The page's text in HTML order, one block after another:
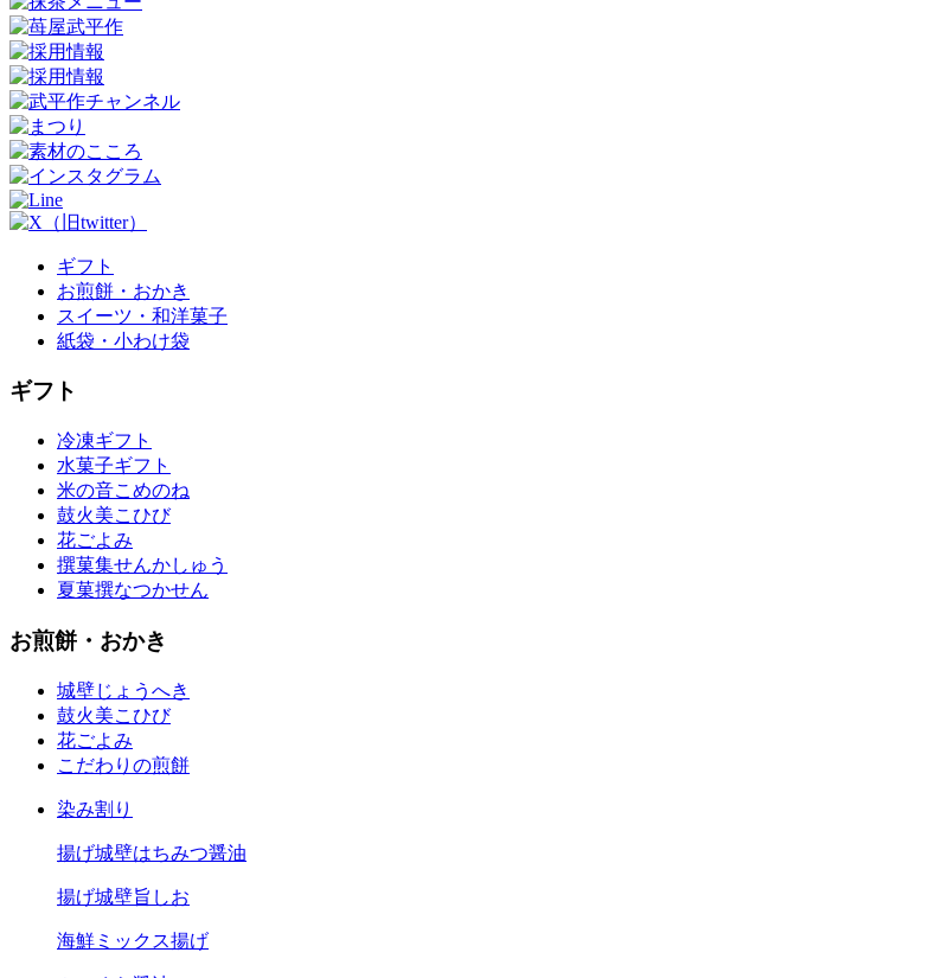
ギフト
お煎餅・おかき
スイーツ・和洋菓子
紙袋・小わけ袋
ギフト
冷凍ギフト
水菓子ギフト
米の音こめのね
鼓火美こひび
花ごよみ
撰菓集せんかしゅう
夏菓撰なつかせん
お煎餅・おかき
城壁じょうへき
鼓火美こひび
花ごよみ
こだわりの煎餅
染み割り
揚げ城壁はちみつ醤油
揚げ城壁旨しお
海鮮ミックス揚げ